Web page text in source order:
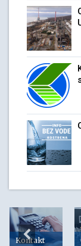
Kontakt